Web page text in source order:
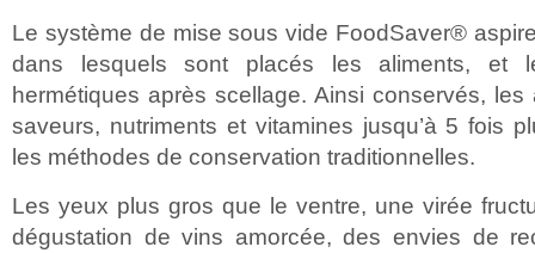
Le système de mise sous vide FoodSaver®
dans lesquels sont placés les aliments, et
hermétiques après scellage. Ainsi conservés,
saveurs, nutriments et vitamines jusqu’à 5 fois
les méthodes de conservation traditionnelles.
Les yeux plus gros que le ventre, une virée
dégustation de vins amorcée, des envies de